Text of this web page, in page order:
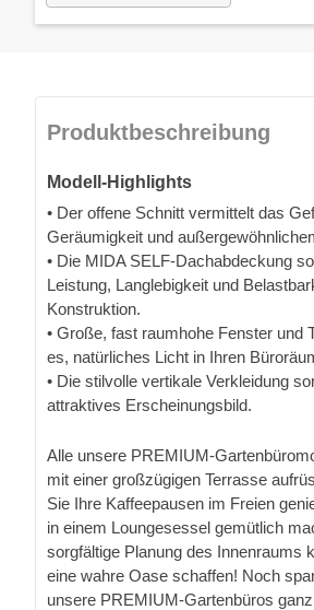
Produktbeschreibung
Modell-Highlights
• Der offene Schnitt vermittelt das
Geräumigkeit und
• Die MIDA SELF-Dachabdeckung
Leistung, Langlebigkeit und
Konstruktion.
• Große, fast raumhohe Fenster und
es, natürliches Licht in Ihren
• Die stilvolle vertikale Verkleidung
attraktives Erscheinungsbild.
Alle unsere PREMIUM-
mit einer großzügigen Terrasse
Sie Ihre Kaffeepausen im Freien
in einem Loungesessel gemütlich
sorgfältige Planung des Innenraums
eine wahre Oase schaffen! Noch
unsere PREMIUM-Gartenbüros